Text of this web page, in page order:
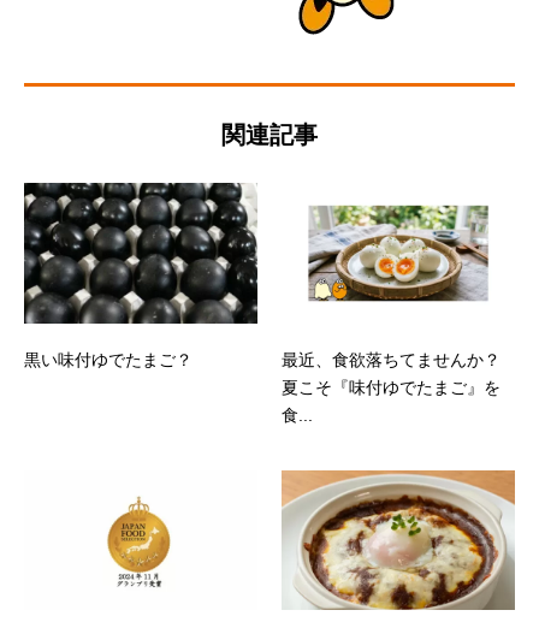
関連記事
黒い味付ゆでたまご？
最近、食欲落ちてませんか？
夏こそ『味付ゆでたまご』を
食...